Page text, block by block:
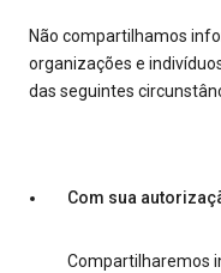
Não compartilhamos
organizações e
das seguintes
Com sua
Compartilharemos